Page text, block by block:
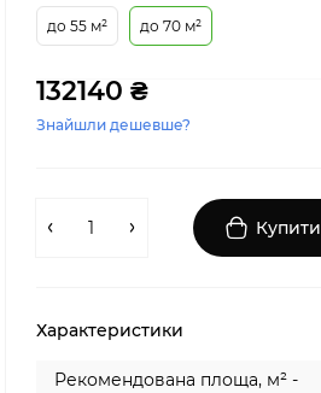
до 55 м² до 70 м²
132140 ₴
Знайшли дешевше?
Купити
Характеристики
Рекомендована площа, м² -